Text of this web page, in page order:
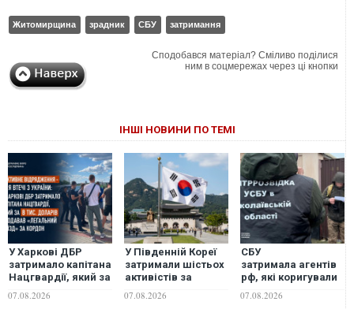
Житомирщина зрадник СБУ затримання
Сподобався матеріал? Сміливо поділися
ним в соцмережах через ці кнопки
ІНШІ НОВИНИ ПО ТЕМІ
У Харкові ДБР
затримало капітана
Нацгвардії, який за
продавав
07.08.2026
У Південній Кореї
затримали шістьох
активістів за
поїздку в Україну
07.08.2026
СБУ
затримала агентів
рф, які коригували
Миколаєву
07.08.2026